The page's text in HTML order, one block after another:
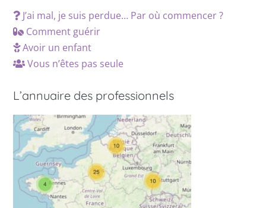
J’ai mal, je suis perdue… Par où commencer ?
Comment guérir
Avoir un enfant
Vous n’êtes pas seule
L’annuaire des professionnels